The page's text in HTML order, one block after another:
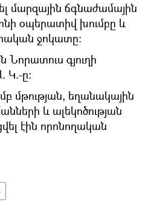
մարզային ճգնաժամային
օպերատիվ խումբը և
ջոկատը:
Նորատուս գյուղի
Կ.-ը։
մթության, եղանակային
և ալեկոծության
էին որոնողական